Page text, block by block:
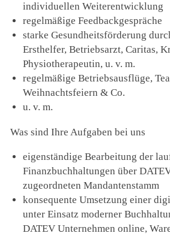
individuellen Weiterentwicklung
regelmäßige Feedbackgespräche
starke Gesundheitsförderung
Ersthelfer, Betriebsarzt, Caritas,
Physiotherapeutin, u. v. m.
regelmäßige Betriebsausflüge,
Weihnachtsfeiern & Co.
u. v. m.
Was sind Ihre Aufgaben bei uns
eigenständige Bearbeitung der
Finanzbuchhaltungen über
zugeordneten Mandantenstamm
konsequente Umsetzung einer
unter Einsatz moderner
DATEV Unternehmen online,